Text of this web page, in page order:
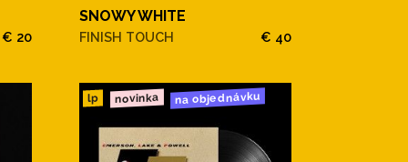
€ 20
SNOWY WHITE
FINISH TOUCH € 40
lp novinka na objednávku